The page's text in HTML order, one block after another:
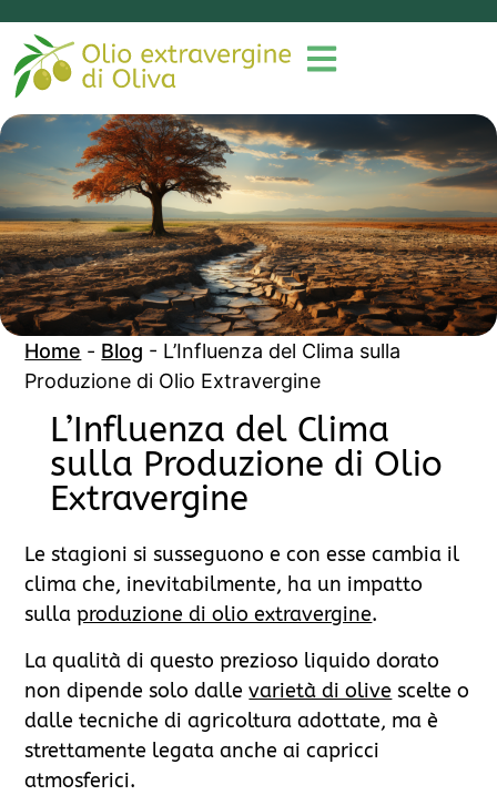
Home - Blog - L’Influenza del Clima sulla
Produzione di Olio Extravergine
L’Influenza del Clima
sulla Produzione di Olio
Extravergine
Le stagioni si susseguono e con esse cambia il
clima che, inevitabilmente, ha un impatto
sullaproduzione di olio extravergine.
La qualità di questo prezioso liquido dorato
non dipende solo dallevarietà di olive scelte o
dalle tecniche di agricoltura adottate, ma è
strettamente legata anche ai capricci
atmosferici.